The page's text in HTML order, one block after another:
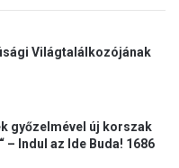
Világtalálkozójának
győzelmével új korszak
Indul az Ide Buda! 1686